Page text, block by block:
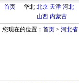
首页 华北 北京 天津 河北
山西 内蒙古
您现在的位置： 首页 > 河北省